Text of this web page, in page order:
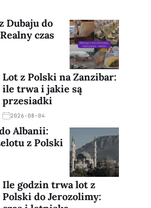
Dubaju do
czas
Lot z Polski na Zanzibar:
ile trwa i jakie są
przesiadki
2026-08-04
Albanii:
z Polski
Ile godzin trwa lot z
Polski do Jerozolimy: